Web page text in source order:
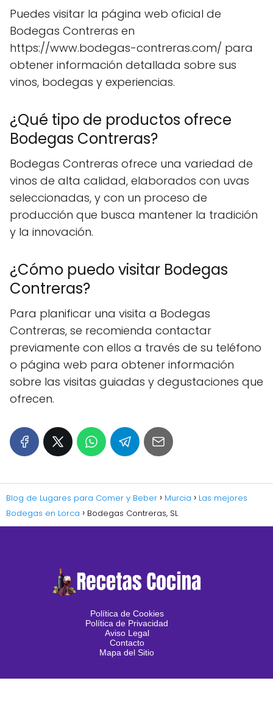
Puedes visitar la página web oficial de
Bodegas Contreras en
https://www.bodegas-contreras.com/ para
obtener información detallada sobre sus
vinos, bodegas y experiencias.
¿Qué tipo de productos ofrece
Bodegas Contreras?
Bodegas Contreras ofrece una variedad de
vinos de alta calidad, elaborados con uvas
seleccionadas, y con un proceso de
producción que busca mantener la tradición
y la innovación.
¿Cómo puedo visitar Bodegas
Contreras?
Para planificar una visita a Bodegas
Contreras, se recomienda contactar
previamente con ellos a través de su teléfono
o página web para obtener información
sobre las visitas guiadas y degustaciones que
ofrecen.
Blog de Lugares para Comer y Beber Murcia
Las mejores
Bodegas en Lorca
Bodegas Contreras, SL
Política de Cookies
Política de Privacidad
Aviso Legal
Contacto
Mapa del Sitio